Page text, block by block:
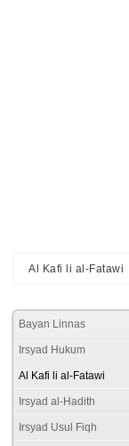
Al Kafi li al-Fatawi
Bayan Linnas
Irsyad Hukum
Al Kafi li al-Fatawi
Irsyad al-Hadith
Irsyad Usul Fiqh